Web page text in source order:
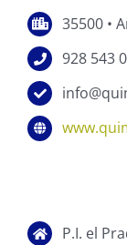
35500 •
928 543
P.I. el